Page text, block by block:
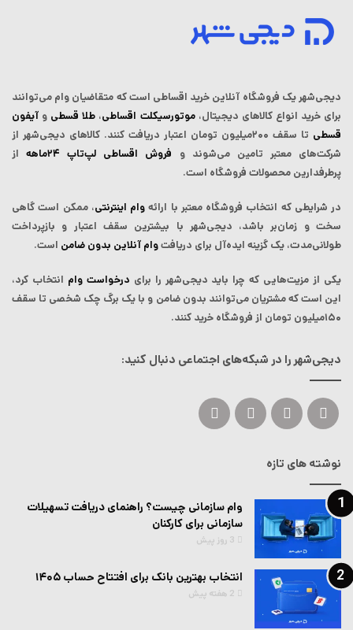
دیجی‌شهر یک فروشگاه آنلاین خرید اقساطی است که ‌متقاضیان وام می‌توانند
برای خرید انواع کالاهای دیجیتال،موتورسیکلت اقساطی، طلا قسطی و آیفون
قسطی تا سقف ۲۰۰میلیون تومان اعتبار دریافت کنند.
کالاهای دیجی‌شهر از
شرکت‌های معتبر تامین می‌شوند و فروش اقساطی لپ‌تاپ‌ ۲۴ماهه
از
پرطرفدارین محصولات فروشگاه است.
در شرایطی که انتخاب فروشگاه معتبر با ارائه وام اینترنتی، ممکن است گاهی
سخت و زمان‌بر باشد، دیجی‌شهر با بیشترین سقف اعتبار و بازپرداخت
طولانی‌مدت، یک گزینه ایده‌آل برای دریافتوام آنلاین بدون ضامن است.
یکی از مزیت‌هایی که چرا باید دیجی‌شهر را برای درخواست وام انتخاب کرد،
این است که مشتریان می‌توانند بدون ضامن و با یک برگ چک شخصی تا سقف
۱۵۰میلیون تومان از فروشگاه خرید کنند.
دیجی‌شهر را در شبکه‌های اجتماعی دنبال کنید:
ایکس لینکداینیوتیوباینستاگرام
نوشته های تازه
وام سازمانی چیست؟ راهنمای دریافت تسهیلات
سازمانی برای کارکنان
3 روز پیش
انتخاب بهترین بانک برای افتتاح حساب ۱۴۰۵
2 هفته پیش